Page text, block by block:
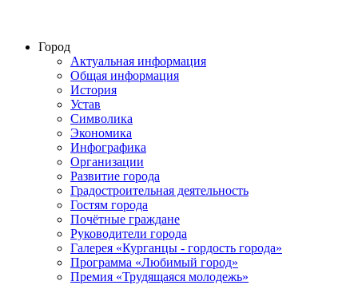
Город
Актуальная информация
Общая информация
История
Устав
Символика
Экономика
Инфографика
Организации
Развитие города
Градостроительная деятельность
Гостям города
Почётные граждане
Руководители города
Галерея «Курганцы - гордость города»
Программа «Любимый город»
Премия «Трудящаяся молодежь»